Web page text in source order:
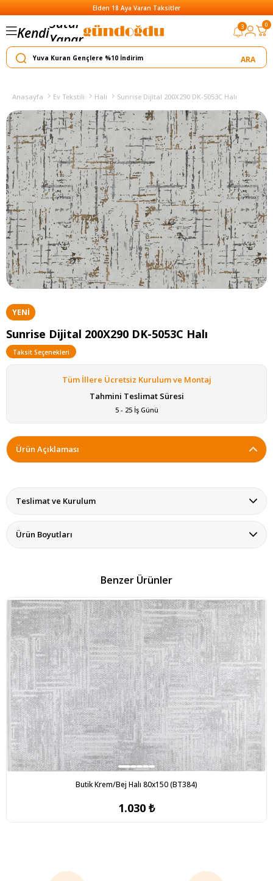
Elden 18 Aya Varan Taksitler
KendiYapar
Satar
3 0
Anasayfa Ev Tekstili Halı Sunrise Dijital 200X290 DK-5053C Halı
YENI
ÜRÜN
Sunrise Dijital 200X290 DK-5053C Halı
Taksit Seçenekleri
Tüm İllere Ücretsiz Kurulum ve Montaj
Tahmini Teslimat Süresi
5 - 25 İş Günü
Ürün Açıklaması
Teslimat ve Kurulum
Ürün Boyutları
Benzer Ürünler
Butik Krem/Bej Halı 80x150 (BT384)
1.030 ₺